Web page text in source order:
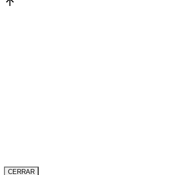
CERRAR